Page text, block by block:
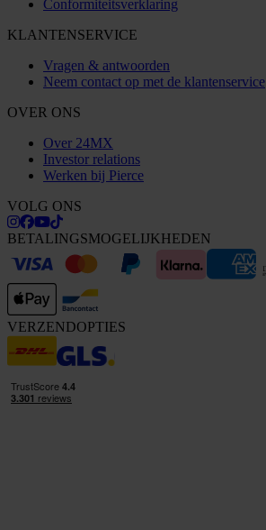
Conformiteitsverklaring
KLANTENSERVICE
Vragen & antwoorden
Neem contact op met de klantenservice
OVER ONS
Over 24MX
Investor relations
Werken bij Pierce
VOLG ONS
BETALINGSMOGELIJKHEDEN
VERZENDOPTIES